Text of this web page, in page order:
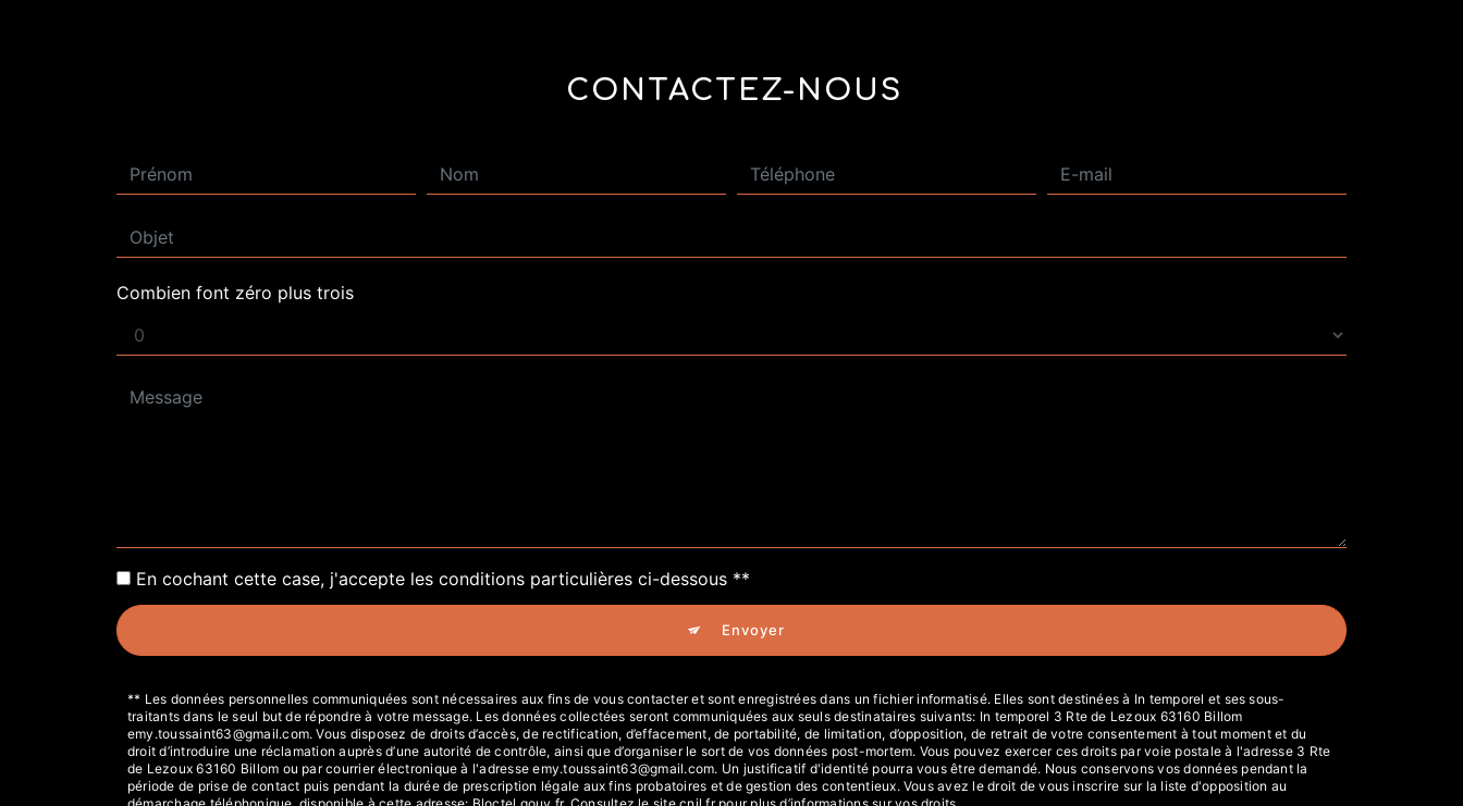
CONTACTEZ-NOUS
Combien font zéro plus trois
En cochant cette case, j'accepte les conditions particulières ci-dessous **
Envoyer
** Les données personnelles communiquées sont nécessaires aux fins de vous contacter et sont enregistrées dans un fichier informatisé. Elles sont destinées à In temporel et ses sous-
traitants dans le seul but de répondre à votre message. Les données collectées seront communiquées aux seuls destinataires suivants: In temporel 3 Rte de Lezoux 63160 Billom
emy.toussaint63@gmail.com. Vous disposez de droits d’accès, de rectification, d’effacement, de portabilité, de limitation, d’opposition, de retrait de votre consentement à tout moment et du
droit d’introduire une réclamation auprès d’une autorité de contrôle, ainsi que d’organiser le sort de vos données post-mortem. Vous pouvez exercer ces droits par voie postale à l'adresse 3 Rte
de Lezoux 63160 Billom ou par courrier électronique à l'adresse emy.toussaint63@gmail.com. Un justificatif d'identité pourra vous être demandé. Nous conservons vos données pendant la
période de prise de contact puis pendant la durée de prescription légale aux fins probatoires et de gestion des contentieux. Vous avez le droit de vous inscrire sur la liste d'opposition au